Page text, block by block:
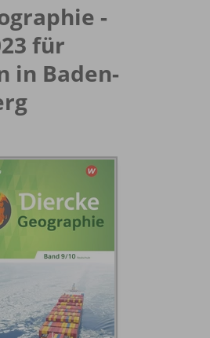
-
für
in Baden-